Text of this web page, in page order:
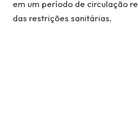
em um período de circulação
das restrições sanitárias.